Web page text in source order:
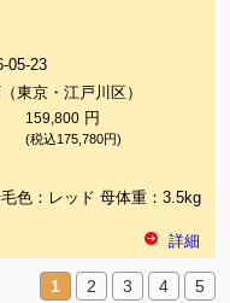
05-23
東京・江戸川区）
159,800 円
(税込175,780円)
色：レッド 母体重：3.5kg
詳細
1 2 3 4 5